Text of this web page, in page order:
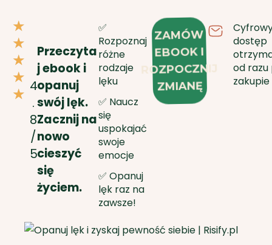
★
★
★
★
★ d
o
u
4
.
8
/
5
Przeczyta
j ebook i
opanuj
swój lęk.
Zacznij na
nowo
cieszyć
się
życiem.
✅
Rozpoznaj
różne
rodzaje
lęku
✅ Naucz
się
uspokajać
swoje
emocje
✅ Opanuj
lęk raz na
zawsze!
ZAMÓW
EBOOK I
ROZPOCZNIJ
ZMIANĘ
dostęp
od razu
zakupie